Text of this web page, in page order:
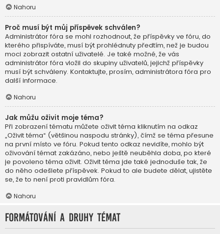
Nahoru
Proč musí být můj příspěvek schválen?
Administrátor fóra se mohl rozhodnout, že příspěvky ve fóru, do
kterého přispíváte, musí být prohlédnuty předtím, než je budou
moci zobrazit ostatní uživatelé. Je také možné, že vás
administrátor fóra vložil do skupiny uživatelů, jejichž příspěvky
musí být schváleny. Kontaktujte, prosím, administrátora fóra pro
další informace.
Nahoru
Jak můžu oživit moje téma?
Při zobrazení tématu můžete oživit téma kliknutím na odkaz
„Oživit téma“ (většinou naspodu stránky), čímž se téma přesune
na první místo ve fóru. Pokud tento odkaz nevidíte, mohlo být
oživování témat zakázáno, nebo ještě neuběhla doba, po které
je povoleno téma oživit. Oživit téma jde také jednoduše tak, že
do něho odešlete příspěvek. Pokud to ale budete dělat, ujistěte
se, že to není proti pravidlům fóra.
Nahoru
Formátování a druhy témat